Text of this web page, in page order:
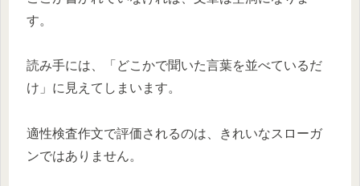
す。
読み手には、「どこかで聞いた言葉を並べているだ
け」に見えてしまいます。
適性検査作文で評価されるのは、きれいなスローガ
ンではありません。